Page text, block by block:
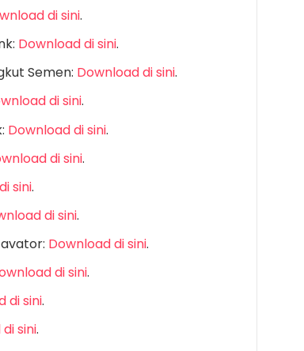
di sini.
Download di sini.
Semen: Download di sini.
di sini.
Download di sini.
di sini.
sini.
di sini.
Download di sini.
di sini.
di sini.
sini.